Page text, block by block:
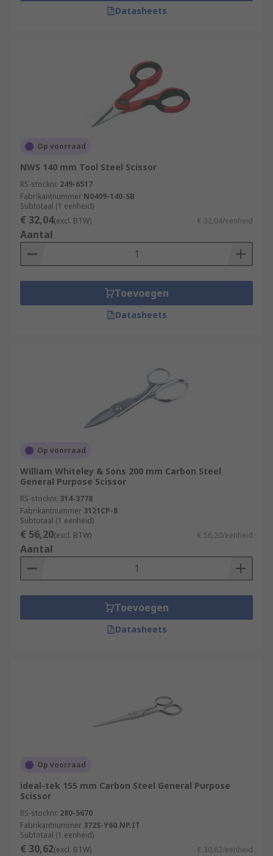
Datasheets
Op voorraad
NWS 140 mm Tool Steel Scissor
RS-stocknr. 249-6517
Fabrikantnummer N0409-140-SB
Subtotaal (1 eenheid)
€ 32,04(excl. BTW) € 32,04/eenheid
Aantal
Toevoegen
Datasheets
Op voorraad
William Whiteley & Sons 200 mm Carbon Steel
General Purpose Scissor
RS-stocknr. 314-3778
Fabrikantnummer 3121CP-8
Subtotaal (1 eenheid)
€ 56,20(excl. BTW) € 56,20/eenheid
Aantal
Toevoegen
Datasheets
Op voorraad
ideal-tek 155 mm Carbon Steel General Purpose
Scissor
RS-stocknr. 280-5670
Fabrikantnummer 372S-Y60.NP.IT
Subtotaal (1 eenheid)
€ 30,62(excl. BTW) € 30,62/eenheid